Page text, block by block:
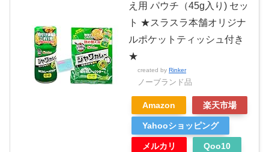
え用 パウチ（45g入り) セッ
ト ★スラスラ本舗オリジナ
ルポケットティッシュ付き
★
created by Rinker
ノーブランド品
Amazon 楽天市場
Yahooショッピング
メルカリ Qoo10